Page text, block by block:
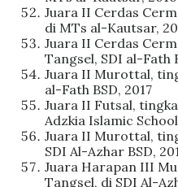
Juara II Cerdas
di MTs al-Kautsar,
Juara II Cerdas
Tangsel, SDI al-Fath
Juara II Murottal,
al-Fath BSD, 2017
Juara II Futsal,
Adzkia Islamic
Juara II Murottal,
SDI Al-Azhar BSD,
Juara Harapan III
Tangsel, di SDI Al-